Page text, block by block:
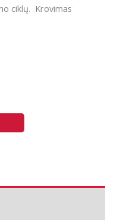
ciklų. Krovimas